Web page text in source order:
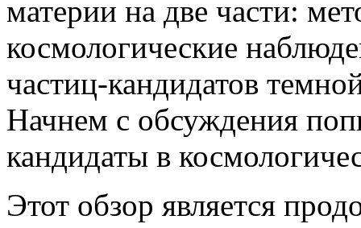
материи на две части:
космологические
частиц-кандидатов
Начнем с обсуждения
кандидаты в
Этот обзор является